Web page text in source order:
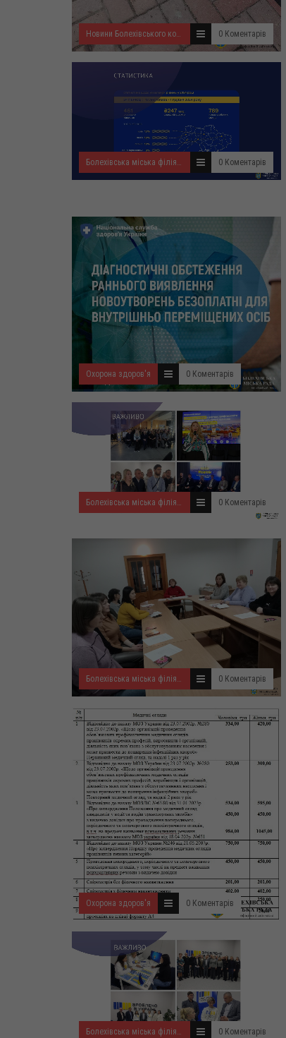
0 Коментарів
0 Коментарів
Охорона здоров'я 0 Коментарів
Болехівська міська філія Івано-Франківського ОЦЗ 0 Коментарів
Болехівська міська філія Івано-Франківського ОЦЗ 0 Коментарів
Охорона здоров'я 0 Коментарів
Болехівська міська філія Івано-Франківського ОЦЗ 0 Коментарів